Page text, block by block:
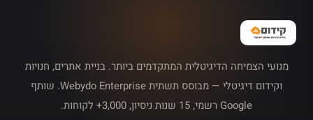
מנועי הצמיחה הדיגיטלית המתקדמים ביותר. בניית אתרים, חנויות
וקידום דיגיטלי — מבוסס תשתית Webydo Enterprise. שותף
Google רשמי, 15 שנות ניסיון, 3,000+ לקוחות.